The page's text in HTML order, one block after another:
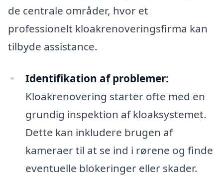
de centrale områder, hvor et
professionelt kloakrenoveringsfirma kan
tilbyde assistance.
Identifikation af problemer:
Kloakrenovering starter ofte med en
grundig inspektion af kloaksystemet.
Dette kan inkludere brugen af
kameraer til at se ind i rørene og finde
eventuelle blokeringer eller skader.